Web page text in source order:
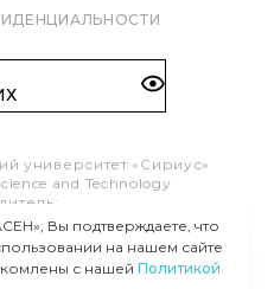
университет «Сириус»
and Technology
«Талант и успех»
«Сириус»,
100 41 55
Вы подтверждаете, что
на нашем сайте
с нашей Политикой